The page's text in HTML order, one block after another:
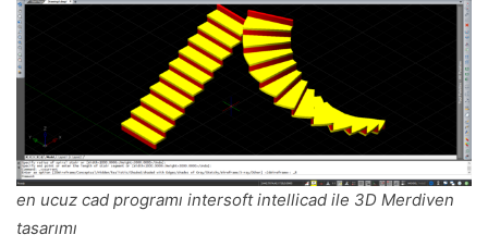
en ucuz cad programı intersoft intellicad ile 3D Merdiven
tasarımı